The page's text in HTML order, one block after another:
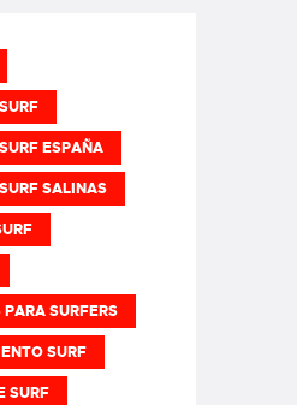
ESPAÑA
SALINAS
SURFERS
SURF
SURF